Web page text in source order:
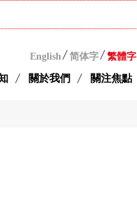
English 简体字 繁體字
關於我們 關注焦點